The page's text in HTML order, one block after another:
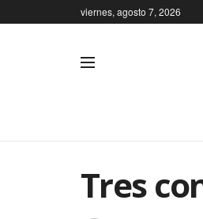
viernes, agosto 7, 2026
Tres